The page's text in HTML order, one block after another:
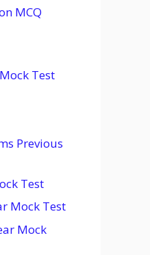
MCQ
Test
Previous
Test
Mock Test
Mock